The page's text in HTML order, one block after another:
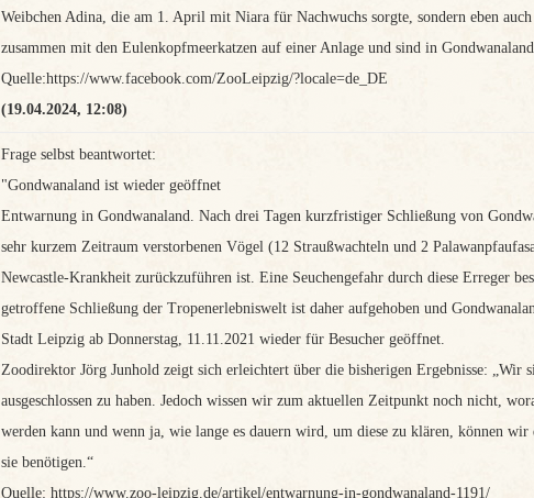
Weibchen Adina, die am 1. April mit Niara für Nachwuchs sorgte, sondern eben
zusammen mit den Eulenkopfmeerkatzen auf einer Anlage und sind in
Quelle:https://www.facebook.com/ZooLeipzig/?locale=de_DE
(19.04.2024, 12:08)
Frage selbst beantwortet:
"Gondwanaland ist wieder geöffnet
Entwarnung in Gondwanaland. Nach drei Tagen kurzfristiger Schließung von
sehr kurzem Zeitraum verstorbenen Vögel (12 Straußwachteln und 2
Newcastle-Krankheit zurückzuführen ist. Eine Seuchengefahr durch diese Erreger
getroffene Schließung der Tropenerlebniswelt ist daher aufgehoben und
Stadt Leipzig ab Donnerstag, 11.11.2021 wieder für Besucher geöffnet.
Zoodirektor Jörg Junhold zeigt sich erleichtert über die bisherigen Ergebnisse:
ausgeschlossen zu haben. Jedoch wissen wir zum aktuellen Zeitpunkt noch nicht,
werden kann und wenn ja, wie lange es dauern wird, um diese zu klären, können
sie benötigen.“
Quelle: https://www.zoo-leipzig.de/artikel/entwarnung-in-gondwanaland-1191/